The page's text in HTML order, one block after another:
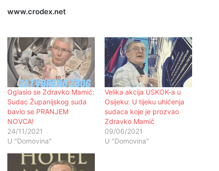
www.crodex.net
Oglasio se Zdravko Mamić:
Sudac Županijskog suda
bavio se PRANJEM
NOVCA!
24/11/2021
U "Domovina"
Velika akcija USKOK-a u
Osijeku: U tijeku uhićenja
sudaca koje je prozvao
Zdravko Mamić
09/06/2021
U "Domovina"